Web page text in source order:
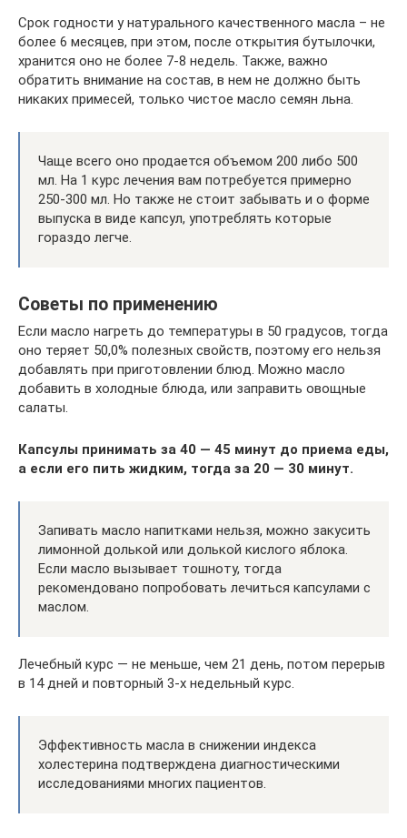
Срок годности у натурального качественного масла – не
более 6 месяцев, при этом, после открытия бутылочки,
хранится оно не более 7-8 недель. Также, важно
обратить внимание на состав, в нем не должно быть
никаких примесей, только чистое масло семян льна.
Чаще всего оно продается объемом 200 либо 500
мл. На 1 курс лечения вам потребуется примерно
250-300 мл. Но также не стоит забывать и о форме
выпуска в виде капсул, употреблять которые
гораздо легче.
Советы по применению
Если масло нагреть до температуры в 50 градусов, тогда
оно теряет 50,0% полезных свойств, поэтому его нельзя
добавлять при приготовлении блюд. Можно масло
добавить в холодные блюда, или заправить овощные
салаты.
Капсулы принимать за 40 — 45 минут до приема еды,
а если его пить жидким, тогда за 20 — 30 минут.
Запивать масло напитками нельзя, можно закусить
лимонной долькой или долькой кислого яблока.
Если масло вызывает тошноту, тогда
рекомендовано попробовать лечиться капсулами с
маслом.
Лечебный курс — не меньше, чем 21 день, потом перерыв
в 14 дней и повторный 3-х недельный курс.
Эффективность масла в снижении индекса
холестерина подтверждена диагностическими
исследованиями многих пациентов.